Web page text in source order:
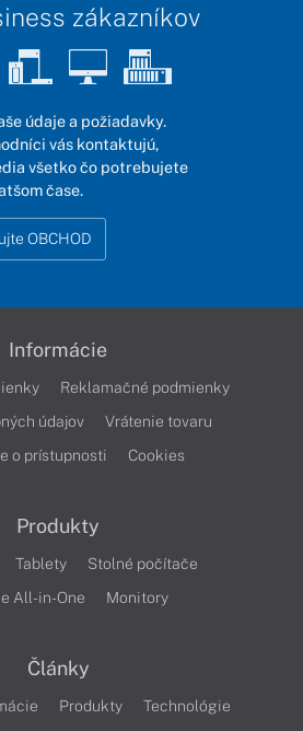
zákazníkov
údaje a požiadavky.
vás kontaktujú,
všetko čo potrebujete
čase.
OBCHOD
Informácie
Reklamačné podmienky
údajov
Vrátenie tovaru
o prístupnosti
Cookies
Produkty
Tablety
Stolné počítače
All-in-One
Monitory
Články
Produkty
Technológie